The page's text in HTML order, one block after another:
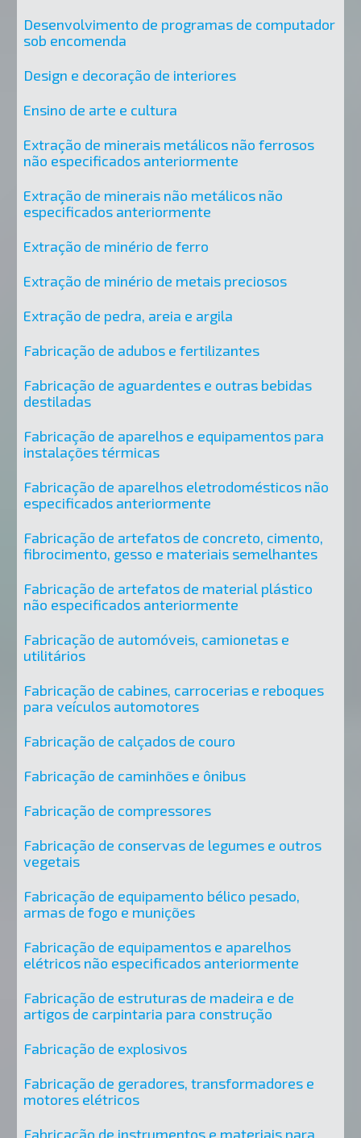
Desenvolvimento de programas de computador
sob encomenda
Design e decoração de interiores
Ensino de arte e cultura
Extração de minerais metálicos não ferrosos
não especificados anteriormente
Extração de minerais não metálicos não
especificados anteriormente
Extração de minério de ferro
Extração de minério de metais preciosos
Extração de pedra, areia e argila
Fabricação de adubos e fertilizantes
Fabricação de aguardentes e outras bebidas
destiladas
Fabricação de aparelhos e equipamentos para
instalações térmicas
Fabricação de aparelhos eletrodomésticos não
especificados anteriormente
Fabricação de artefatos de concreto, cimento,
fibrocimento, gesso e materiais semelhantes
Fabricação de artefatos de material plástico
não especificados anteriormente
Fabricação de automóveis, camionetas e
utilitários
Fabricação de cabines, carrocerias e reboques
para veículos automotores
Fabricação de calçados de couro
Fabricação de caminhões e ônibus
Fabricação de compressores
Fabricação de conservas de legumes e outros
vegetais
Fabricação de equipamento bélico pesado,
armas de fogo e munições
Fabricação de equipamentos e aparelhos
elétricos não especificados anteriormente
Fabricação de estruturas de madeira e de
artigos de carpintaria para construção
Fabricação de explosivos
Fabricação de geradores, transformadores e
motores elétricos
Fabricação de instrumentos e materiais para